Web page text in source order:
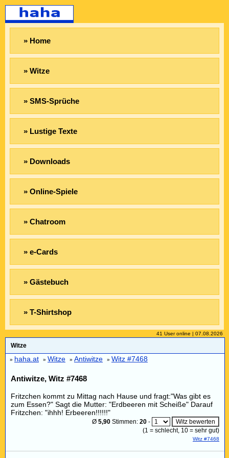
» Home
» Witze
» SMS-Sprüche
» Lustige Texte
» Downloads
» Online-Spiele
» Chatroom
» e-Cards
» Gästebuch
» T-Shirtshop
41 User online | 07.08.2026
Witze
» haha.at » Witze » Antiwitze » Witz #7468
Antiwitze, Witz #7468
Fritzchen kommt zu Mittag nach Hause und fragt:"Was gibt es
zum Essen?" Sagt die Mutter: "Erdbeeren mit Scheiße" Darauf
Fritzchen: "ihhh! Erbeeren!!!!!!"
Ø 5,90 Stimmen: 20 -
(1 = schlecht, 10 = sehr gut)
Witz #7468